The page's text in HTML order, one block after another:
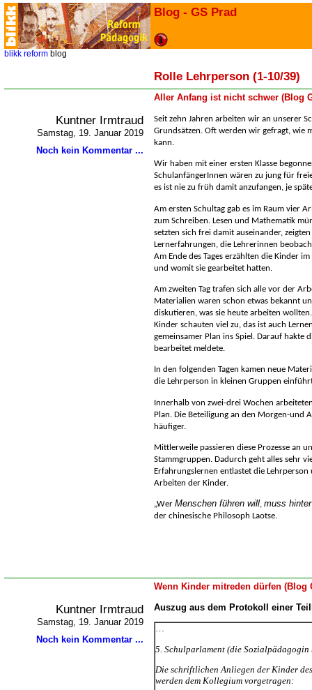
Blog - GS Prad
blikk reform blog
Rolle Lehrperson (1-10/39)
Aller Anfang ist nicht schwer (Blog
Kuntner Irmtraud
Samstag, 19. Januar 2019
Noch kein Kommentar ...
Seit zehn Jahren arbeiten wir an unserer
Grundsätzen. Oft werden wir gefragt, wie
kann.
Wir haben mit einer ersten Klasse
SchulanfängerInnen wären zu jung für
es ist nie zu früh damit anzufangen, je
Am ersten Schultag gab es im Raum vier
zum Schreiben. Lesen und Mathematik
setzten sich frei damit auseinander,
Lernerfahrungen, die Lehrerinnen
Am Ende des Tages erzählten die Kinder
und womit sie gearbeitet hatten.
Am zweiten Tag trafen sich alle vor der
Materialien waren schon etwas bekannt
diskutieren, was sie heute arbeiten
Kinder schauten viel zu, das ist auch
gemeinsamer Plan ins Spiel. Darauf hakte
bearbeitet meldete.
In den folgenden Tagen kamen neue
die Lehrperson in kleinen Gruppen
Innerhalb von zwei-drei Wochen
Plan. Die Beteiligung an den Morgen-und
häufiger.
Mittlerweile passieren diese Prozesse an
Stammgruppen. Dadurch geht alles sehr
Erfahrungslernen entlastet die
Arbeiten der Kinder.
Wer Menschen führen will, muss
der chinesische Philosoph Laotse.
Wenn Kinder mitreden dürfen (Blog
Kuntner Irmtraud
Samstag, 19. Januar 2019
Noch kein Kommentar ...
Auszug aus dem Protokoll einer
5. Schulparlament (die Sozialpädagogin
Die schriftlichen Anliegen der Kinder
werden dem Kollegium vorgetragen: